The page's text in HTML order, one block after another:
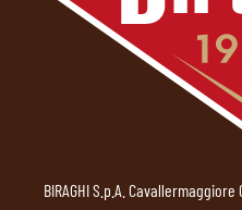
BIRAGHI S.p.A. Cavallermaggiore